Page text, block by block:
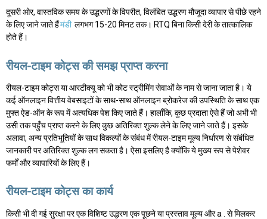
दूसरी ओर, वास्तविक समय के उद्धरणों के विपरीत, विलंबित उद्धरण मौजूदा व्यापार से पीछे रहने
के लिए जाने जाते हैंमंडी लगभग 15-20 मिनट तक। RTQ बिना किसी देरी के तात्कालिक
होते हैं।
रीयल-टाइम कोट्स की समझ प्राप्त करना
रीयल-टाइम कोट्स या आरटीक्यू को भी कोट स्ट्रीमिंग सेवाओं के नाम से जाना जाता है। ये
कई ऑनलाइन वित्तीय वेबसाइटों के साथ-साथ ऑनलाइन ब्रोकरेज की उपस्थिति के साथ एक
मुफ्त ऐड-ऑन के रूप में अत्यधिक पेश किए जाते हैं। हालाँकि, कुछ प्रदाता ऐसे हैं जो अभी भी
उसी तक पहुँच प्राप्त करने के लिए कुछ अतिरिक्त शुल्क लेने के लिए जाने जाते हैं। इसके
अलावा, अन्य प्रतिभूतियों के साथ विकल्पों के संबंध में रीयल-टाइम मूल्य निर्धारण से संबंधित
जानकारी पर अतिरिक्त शुल्क लग सकता है। ऐसा इसलिए है क्योंकि ये मुख्य रूप से पेशेवर
फर्मों और व्यापारियों के लिए हैं।
रीयल-टाइम कोट्स का कार्य
किसी भी दी गई सुरक्षा पर एक विशिष्ट उद्धरण एक पूछने या प्रस्ताव मूल्य और a . से मिलकर